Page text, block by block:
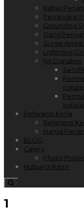
Kabel
Penangkal
Grounding
Tiang
Surge
Lightning
Ijin Disnaker
Referensi Kerja
Referensi
Harga
BLOG
Galery
Photo
Hubungi Kami
1